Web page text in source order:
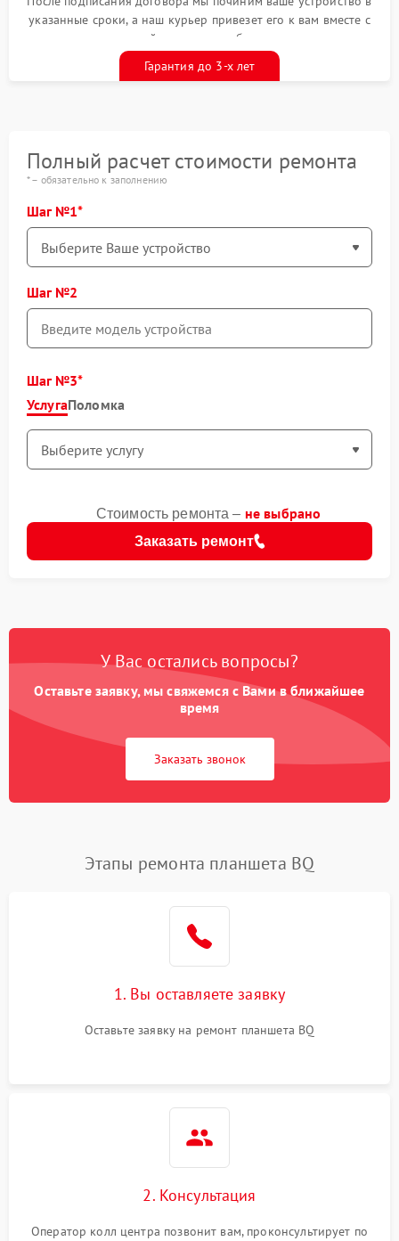
указанные сроки, а наш курьер привезет его к вам вместе с
гарантийным талоном бесплатно
Гарантия до 3-х лет
Полный расчет стоимости ремонта
* – обязательно к заполнению
Шаг №1
Шаг №2
Шаг №3
УслугаПоломка
Заказать ремонт
Стоимость ремонта – не выбрано
У Вас остались вопросы?
Оставьте заявку, мы свяжемся с Вами в ближайшее
время
Заказать звонок
Этапы ремонта планшета BQ
1. Вы оставляете заявку
Оставьте заявку на ремонт планшета BQ
2. Консультация
Оператор колл центра позвонит вам, проконсультирует по